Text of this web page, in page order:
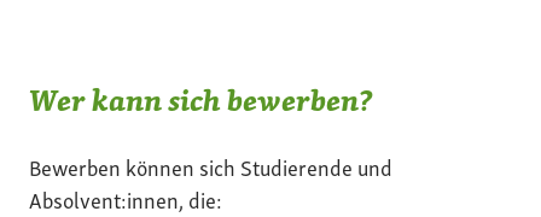
Wer kann sich bewerben?
Bewerben können sich Studierende und
Absolvent:innen, die: